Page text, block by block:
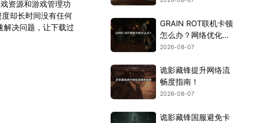
资源和游戏管理功
却长时间没有任何
解决问题，让下载过
GRAIN ROT联机卡顿
怎么办？网络优化解
决方案！
2026-08-07
诡影藏锋提升网络流
畅度指南！
2026-08-07
诡影藏锋国服避免卡